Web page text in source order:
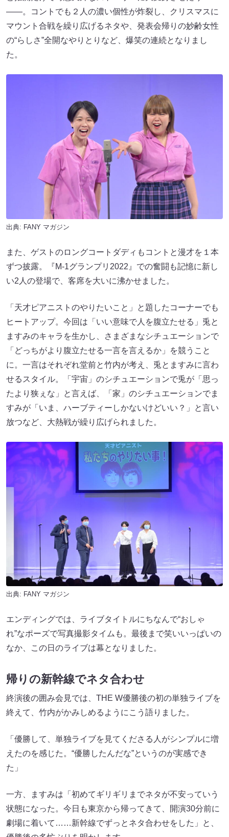
――。コントでも２人の濃い個性が炸裂し、クリスマスに
マウント合戦を繰り広げるネタや、発表会帰りの妙齢女性
の“らしさ”全開なやりとりなど、爆笑の連続となりまし
た。
出典: FANY マガジン
また、ゲストのロングコートダディもコントと漫才を１本
ずつ披露。『M-1グランプリ2022』での奮闘も記憶に新し
い2人の登場で、客席を大いに沸かせました。
「天才ピアニストのやりたいこと」と題したコーナーでも
ヒートアップ。今回は「いい意味で人を腹立たせる」兎と
ますみのキャラを生かし、さまざまなシチュエーションで
「どっちがより腹立たせる一言を言えるか」を競うこと
に。一言はそれぞれ堂前と竹内が考え、兎とますみに言わ
せるスタイル。「宇宙」のシチュエーションで兎が「思っ
たより狭ぇな」と言えば、「家」のシチュエーションでま
すみが「いま、ハーブティーしかないけどいい？」と言い
放つなど、大熱戦が繰り広げられました。
出典: FANY マガジン
エンディングでは、ライブタイトルにちなんで“おしゃ
れ”なポーズで写真撮影タイムも。最後まで笑いいっぱいの
なか、この日のライブは幕となりました。
帰りの新幹線でネタ合わせ
終演後の囲み会見では、THE W優勝後の初の単独ライブを
終えて、竹内がかみしめるようにこう語りました。
「優勝して、単独ライブを見てくださる人がシンプルに増
えたのを感じた。“優勝したんだな”というのが実感でき
た」
一方、ますみは「初めてギリギリまでネタが不安っていう
状態になった。今日も東京から帰ってきて、開演30分前に
劇場に着いて……新幹線でずっとネタ合わせをした」と、